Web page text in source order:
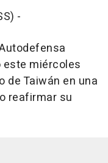
-
este miércoles
de Taiwán en una
reafirmar su